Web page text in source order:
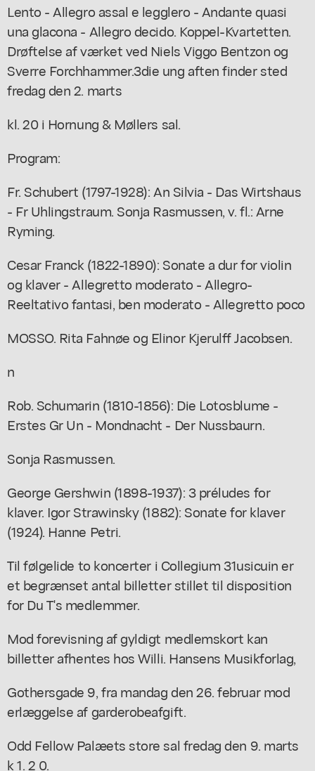
Lento - Allegro assal e legglero - Andante quasi
una glacona - Allegro decido. Koppel-Kvartetten.
Drøftelse af værket ved Niels Viggo Bentzon og
Sverre Forchhammer.3die ung aften finder sted
fredag den 2. marts
kl. 20 i Hornung & Møllers sal.
Program:
Fr. Schubert (1797-1928): An Silvia - Das Wirtshaus
- Fr Uhlingstraum. Sonja Rasmussen, v. fl.: Arne
Ryming.
Cesar Franck (1822-1890): Sonate a dur for violin
og klaver - Allegretto moderato - Allegro-
Reeltativo fantasi, ben moderato - Allegretto poco
MOSSO. Rita Fahnøe og Elinor Kjerulff Jacobsen.
n
Rob. Schumarin (1810-1856): Die Lotosblume -
Erstes Gr Un - Mondnacht - Der Nussbaurn.
Sonja Rasmussen.
George Gershwin (1898-1937): 3 préludes for
klaver. Igor Strawinsky (1882): Sonate for klaver
(1924). Hanne Petri.
Til følgelide to koncerter i Collegium 31usicuin er
et begrænset antal billetter stillet til disposition
for Du T's medlemmer.
Mod forevisning af gyldigt medlemskort kan
billetter afhentes hos Willi. Hansens Musikforlag,
Gothersgade 9, fra mandag den 26. februar mod
erlæggelse af garderobeafgift.
Odd Fellow Palæets store sal fredag den 9. marts
k 1. 2 0.